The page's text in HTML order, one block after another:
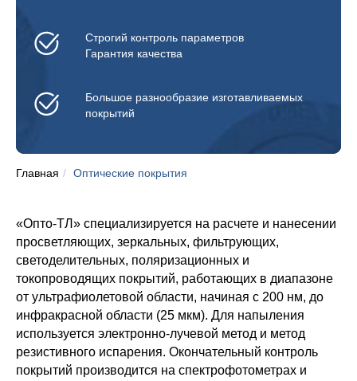
Строгий контроль параметров
Гарантия качества
Большое разнообразие изготавливаемых
покрытий
Главная / Оптические покрытия
«Опто-ТЛ» специализируется на расчете и нанесении
просветляющих, зеркальных, фильтрующих,
светоделительных, поляризационных и
токопроводящих покрытий, работающих в диапазоне
от ультрафиолетовой области, начиная с 200 нм, до
инфракрасной области (25 мкм). Для напыления
используется электронно-лучевой метод и метод
резистивного испарения. Окончательный контроль
покрытий производится на спектрофотометрах и